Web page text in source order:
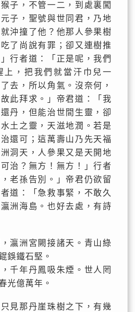
子，不管一二，到處裏闖
子，聖號與世同君，乃地
沖撞了他？他那人參果樹
了尚說有罪；卻又連樹推
行者道：「正是呢，我們
上，把我們就當汗巾兒一
去，所以角氣。沒奈何，
此拜求。」帝君道：「我
丹，但能治世間生靈，卻
土之靈，天滋地潤。若是
還可；這萬壽山乃先天福
洞天，人參果又是天開地
治？無方！無方！」行者
老孫告別。」帝君仍欲留
道：「急救事緊，不敢久
洲海島。也好去處，有詩
瀛洲宮闕接諸天。青山綠
鋘鐵石堅。
千年丹鳳吸朱煙。世人罔
光億萬年。
見那丹崖珠樹之下，有幾